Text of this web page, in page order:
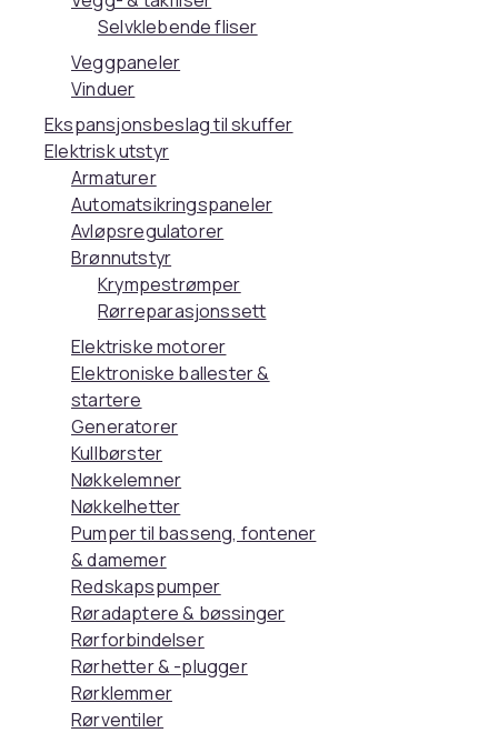
Selvklebende fliser
Veggpaneler
Vinduer
Ekspansjonsbeslag til skuffer
Elektrisk utstyr
Armaturer
Automatsikringspaneler
Avløpsregulatorer
Brønnutstyr
Krympestrømper
Rørreparasjonssett
Elektriske motorer
Elektroniske ballester &
startere
Generatorer
Kullbørster
Nøkkelemner
Nøkkelhetter
Pumper til basseng, fontener
& damemer
Redskapspumper
Røradaptere & bøssinger
Rørforbindelser
Rørhetter & -plugger
Rørklemmer
Rørventiler